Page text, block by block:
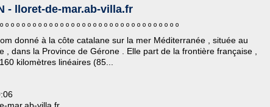
- lloret-de-mar.ab-villa.fr
º º º º º º º º º º º º º º º º º º º º º º º º º º º º º º º º
donné à la côte catalane sur la mer Méditerranée , située au
, dans la Province de Gérone . Elle part de la frontière française ,
kilomètres linéaires (85...